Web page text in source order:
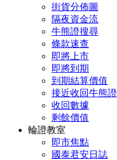
街貨分佈圖
隔夜資金流
牛熊證搜尋
條款速查
即將上市
即將到期
到期結算價值
接近收回牛熊證
收回數據
剩餘價值
輪證教室
即市焦點
國泰君安日誌